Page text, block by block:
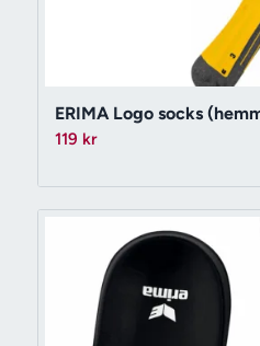
ERIMA Logo socks
119 kr